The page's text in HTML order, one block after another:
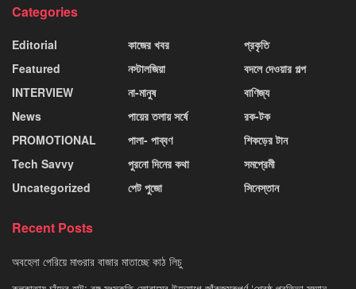
Categories
Editorial
Featured
INTERVIEW
News
PROMOTIONAL
Tech Savvy
Uncategorized
কাজের খবর
নস্টালজিয়া
না-মানুষ
পায়ের তলায় সর্ষে
পালা- পাব্বণ
পুরনো দিনের কথা
পেট পুজো
প্রকৃতি
বদলে দেওয়ার গল্প
বাণিজ্য
রক-টক
শিকড়ের টান
সমপ্রেমী
সিনেস্তান
Recent Posts
অবহেলা পেরিয়ে মাগুরার বাজার মাতাচ্ছে কাঠ লিচু